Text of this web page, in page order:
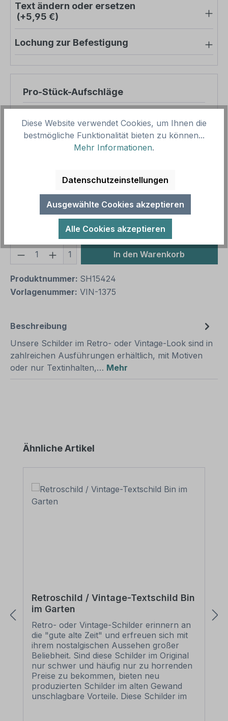
Text ändern oder ersetzen
(+5,95 €)
Lochung zur Befestigung
Pro-Stück-Aufschläge
Zwischensumme
8,57 €
Gesamtpreis
Preise inkl. MwSt. zzgl. Versandkosten
Aufgrund von Neuberechnungen im Warenkorb sind
abweichende Endpreise möglich.
Produkt Anzahl: Gib den gewünschten
1 In den Warenkorb
Produktnummer: SH15424
Vorlagenummer: VIN-1375
Beschreibung
Unsere Schilder im Retro- oder Vintage-Look sind in
zahlreichen Ausführungen erhältlich, mit Motiven
oder nur Textinhalten,… Mehr
Produktgalerie überspringen
Ähnliche Artikel
Retroschild / Vintage-Textschild Bin
im Garten
Retro- oder Vintage-Schilder erinnern an
die "gute alte Zeit" und erfreuen sich mit
ihrem nostalgischen Aussehen großer
Beliebheit. Sind diese Schilder im Original
nur schwer und häufig nur zu horrenden
Preise zu bekommen, bieten neu
produzierten Schilder im alten Gewand
unschlagbare Vorteile. Diese Schilder im
Diese Website verwendet Cookies, um Ihnen die
bestmögliche Funktionalität bieten zu können...
Mehr Informationen.
Datenschutzeinstellungen
Ausgewählte Cookies akzeptieren
Alle Cookies akzeptieren